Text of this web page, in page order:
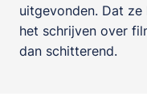
uitgevonden. Dat
het schrijven over
dan schitterend.